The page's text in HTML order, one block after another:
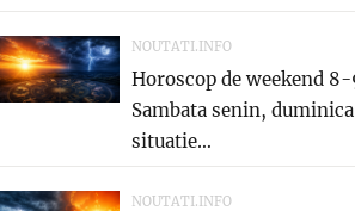
NOUTATI.INFO
Horoscop de weekend
Sambata senin,
situatie…
NOUTATI.INFO